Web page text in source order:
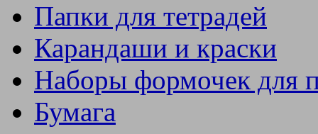
Папки для тетрадей
Карандаши и краски
Наборы формочек для
Бумага